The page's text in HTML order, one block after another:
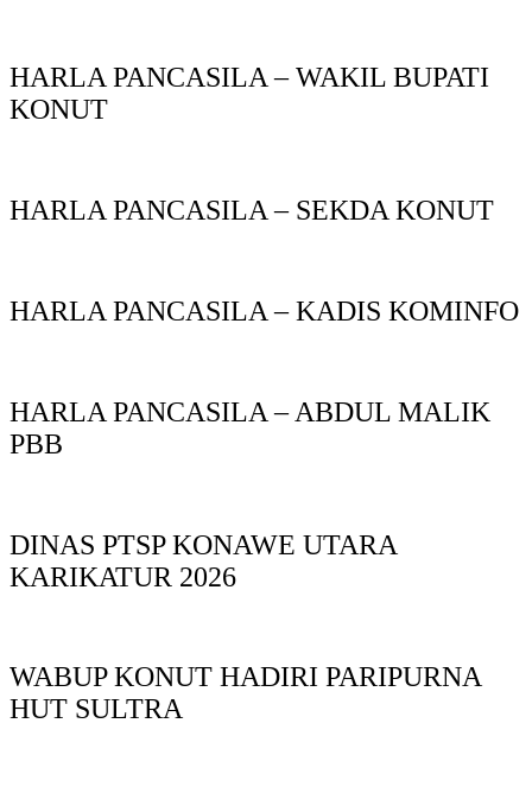
HARLA PANCASILA – WAKIL BUPATI
KONUT
HARLA PANCASILA – SEKDA KONUT
HARLA PANCASILA – KADIS KOMINFO
HARLA PANCASILA – ABDUL MALIK
PBB
DINAS PTSP KONAWE UTARA
KARIKATUR 2026
WABUP KONUT HADIRI PARIPURNA
HUT SULTRA